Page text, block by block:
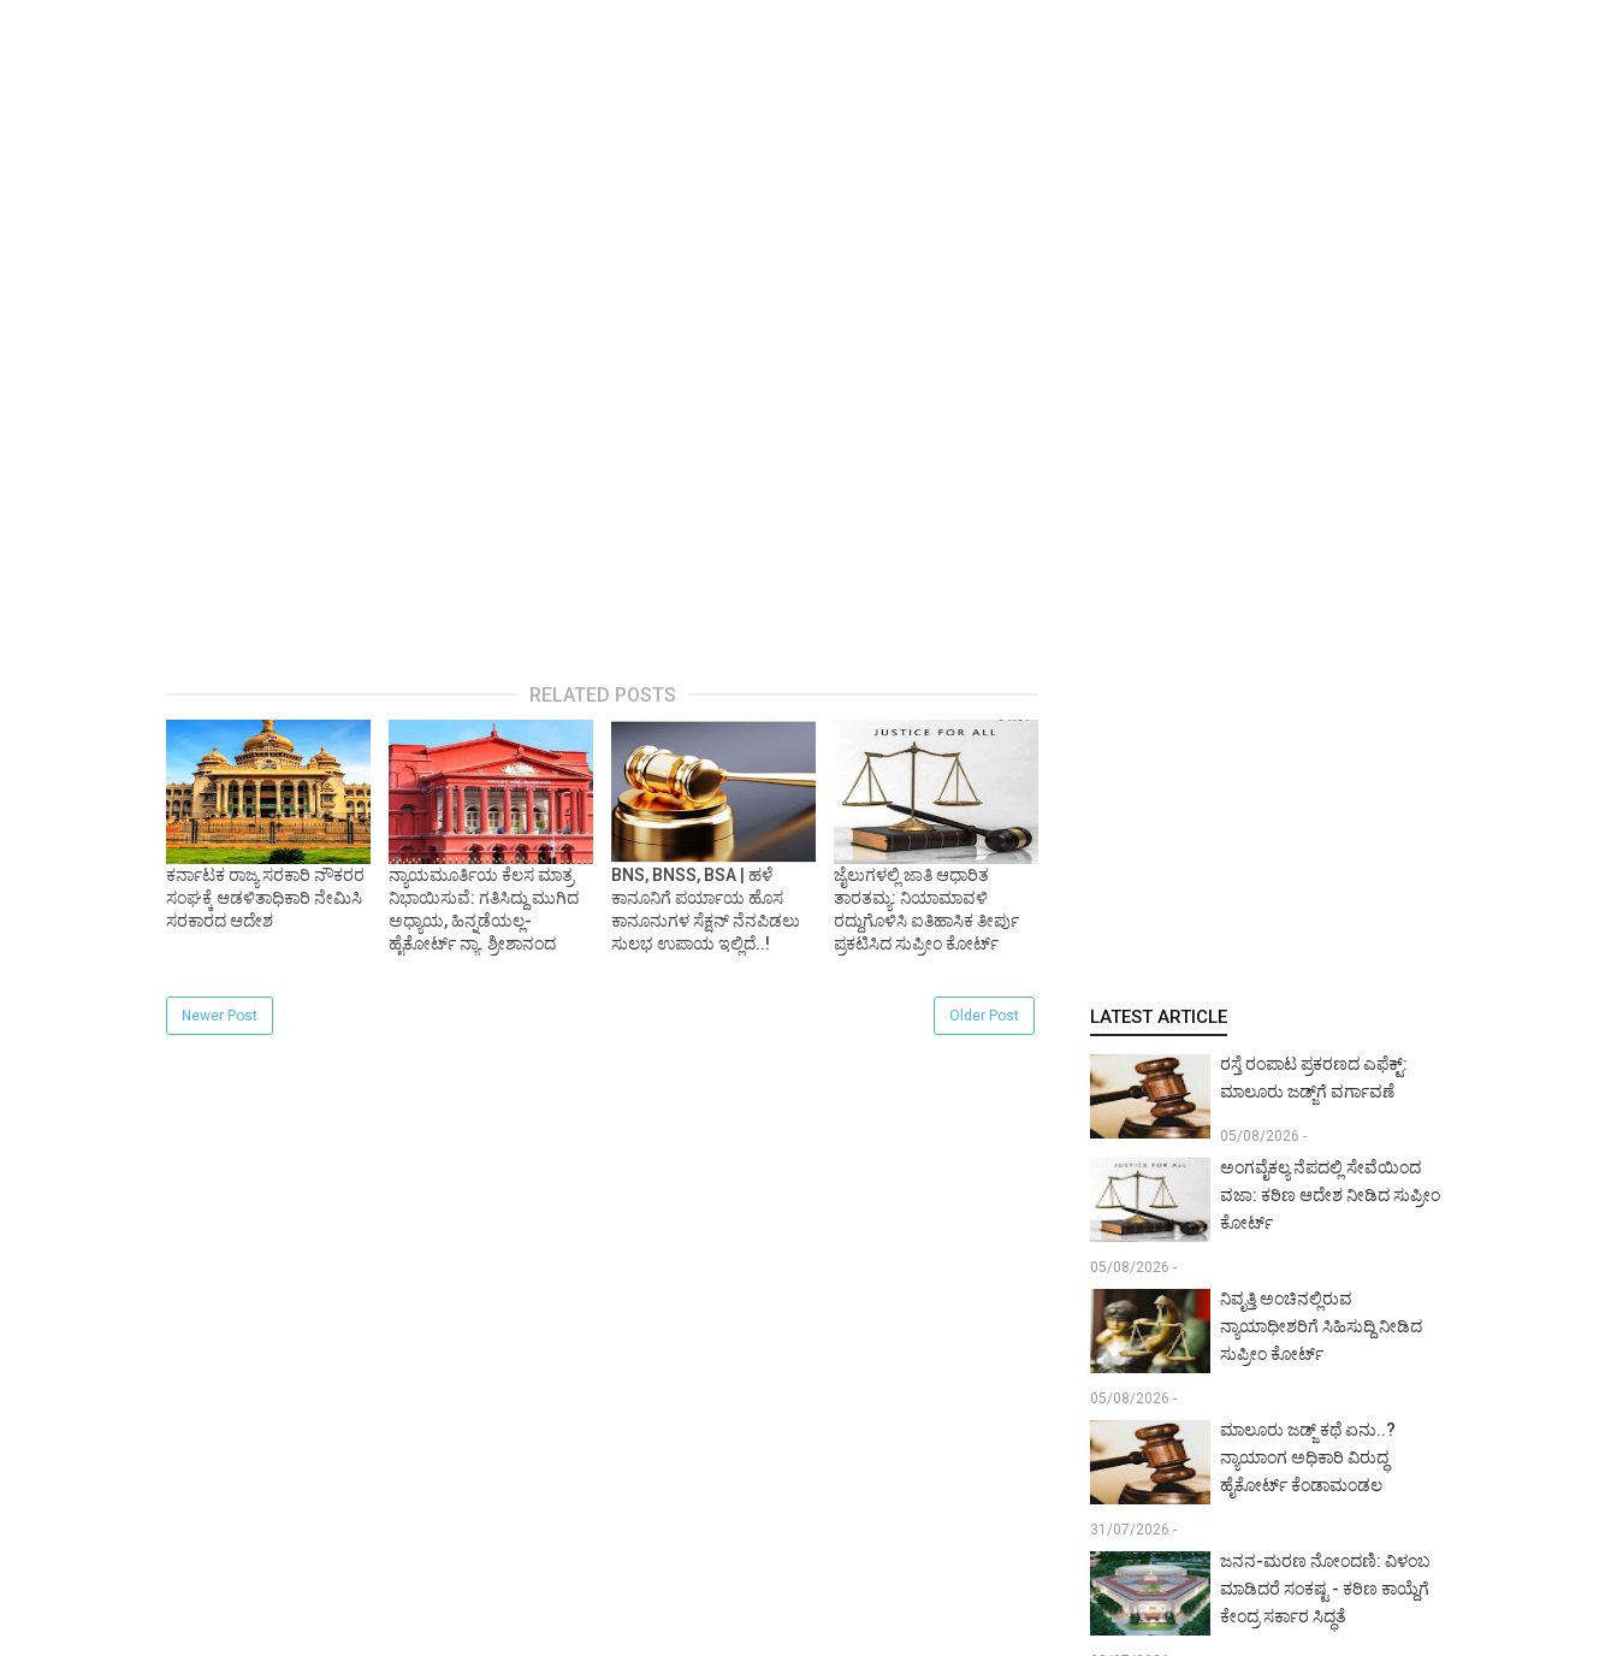
RELATED POSTS
ಕರ್ನಾಟಕ ರಾಜ್ಯ ಸರಕಾರಿ ನೌಕರರ
ಸಂಘಕ್ಕೆ ಆಡಳಿತಾಧಿಕಾರಿ ನೇಮಿಸಿ
ಸರಕಾರದ ಆದೇಶ
ನ್ಯಾಯಮೂರ್ತಿಯ ಕೆಲಸ ಮಾತ್ರ
ನಿಭಾಯಿಸುವೆ: ಗತಿಸಿದ್ದು ಮುಗಿದ
ಅಧ್ಯಾಯ, ಹಿನ್ನಡೆಯಲ್ಲ-
ಹೈಕೋರ್ಟ್ ನ್ಯಾ. ಶ್ರೀಶಾನಂದ
BNS, BNSS, BSA | ಹಳೆ
ಕಾನೂನಿಗೆ ಪರ್ಯಾಯ ಹೊಸ
ಕಾನೂನುಗಳ ಸೆಕ್ಷನ್ ನೆನಪಿಡಲು
ಸುಲಭ ಉಪಾಯ ಇಲ್ಲಿದೆ..!
ಜೈಲುಗಳಲ್ಲಿ ಜಾತಿ ಆಧಾರಿತ
ತಾರತಮ್ಯ: ನಿಯಾಮಾವಳಿ
ರದ್ದುಗೊಳಿಸಿ ಐತಿಹಾಸಿಕ ತೀರ್ಪು
ಪ್ರಕಟಿಸಿದ ಸುಪ್ರೀಂ ಕೋರ್ಟ್‌
Newer Post Older Post LATEST ARTICLE
ರಸ್ತೆ ರಂಪಾಟ ಪ್ರಕರಣದ ಎಫೆಕ್ಟ್‌:
ಮಾಲೂರು ಜಡ್ಜ್‌ಗೆ ವರ್ಗಾವಣೆ
05/08/2026 -
ಅಂಗವೈಕಲ್ಯ ನೆಪದಲ್ಲಿ ಸೇವೆಯಿಂದ
ವಜಾ: ಕಠಿಣ ಆದೇಶ ನೀಡಿದ ಸುಪ್ರೀಂ
ಕೋರ್ಟ್‌
05/08/2026 -
ನಿವೃತ್ತಿ ಅಂಚಿನಲ್ಲಿರುವ
ನ್ಯಾಯಾಧೀಶರಿಗೆ ಸಿಹಿಸುದ್ದಿ ನೀಡಿದ
ಸುಪ್ರೀಂ ಕೋರ್ಟ್‌
05/08/2026 -
ಮಾಲೂರು ಜಡ್ಜ್‌ ಕಥೆ ಏನು..?
ನ್ಯಾಯಾಂಗ ಅಧಿಕಾರಿ ವಿರುದ್ಧ
ಹೈಕೋರ್ಟ್ ಕೆಂಡಾಮಂಡಲ
31/07/2026 -
ಜನನ-ಮರಣ ನೋಂದಣಿ: ವಿಳಂಬ
ಮಾಡಿದರೆ ಸಂಕಷ್ಟ - ಕಠಿಣ ಕಾಯ್ದೆಗೆ
ಕೇಂದ್ರ ಸರ್ಕಾರ ಸಿದ್ಧತೆ